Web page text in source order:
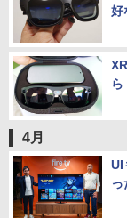
好
4月
UI